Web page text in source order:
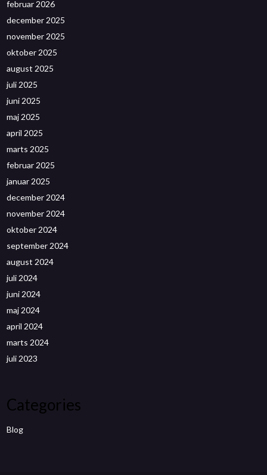
februar 2026
december 2025
november 2025
oktober 2025
august 2025
juli 2025
juni 2025
maj 2025
april 2025
marts 2025
februar 2025
januar 2025
december 2024
november 2024
oktober 2024
september 2024
august 2024
juli 2024
juni 2024
maj 2024
april 2024
marts 2024
juli 2023
Categories
Blog